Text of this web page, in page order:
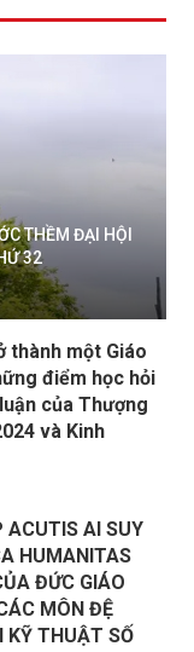
THỀM ĐẠI HỘI
32
thành một Giáo
điểm học hỏi
của Thượng
và Kinh
ACUTIS AI SUY
HUMANITAS
ĐỨC GIÁO
MÔN ĐỆ
KỸ THUẬT SỐ